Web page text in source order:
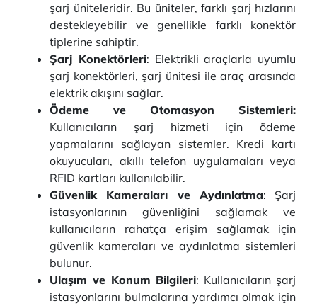
şarj üniteleridir. Bu üniteler, farklı şarj hızlarını
destekleyebilir ve genellikle farklı konektör
tiplerine sahiptir.
Şarj Konektörleri: Elektrikli araçlarla uyumlu
şarj konektörleri, şarj ünitesi ile araç arasında
elektrik akışını sağlar.
Ödeme ve Otomasyon Sistemleri:
Kullanıcıların şarj hizmeti için ödeme
yapmalarını sağlayan sistemler. Kredi kartı
okuyucuları, akıllı telefon uygulamaları veya
RFID kartları kullanılabilir.
Güvenlik Kameraları ve Aydınlatma: Şarj
istasyonlarının güvenliğini sağlamak ve
kullanıcıların rahatça erişim sağlamak için
güvenlik kameraları ve aydınlatma sistemleri
bulunur.
Ulaşım ve Konum Bilgileri: Kullanıcıların şarj
istasyonlarını bulmalarına yardımcı olmak için